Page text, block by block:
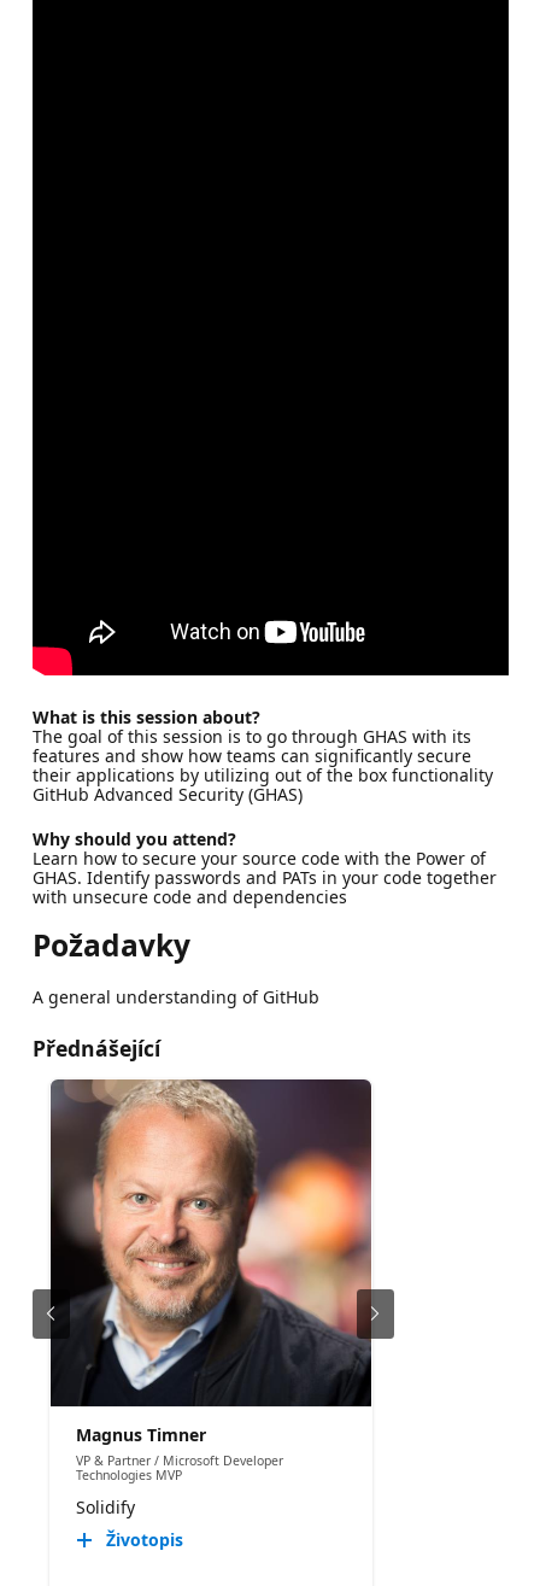
What is this session about?
The goal of this session is to go through GHAS with its
features and show how teams can significantly secure
their applications by utilizing out of the box functionality
GitHub Advanced Security (GHAS)
Why should you attend?
Learn how to secure your source code with the Power of
GHAS. Identify passwords and PATs in your code together
with unsecure code and dependencies
Požadavky
A general understanding of GitHub
Přednášející
Magnus Timner
VP & Partner / Microsoft Developer
Technologies MVP
Solidify
Životopis